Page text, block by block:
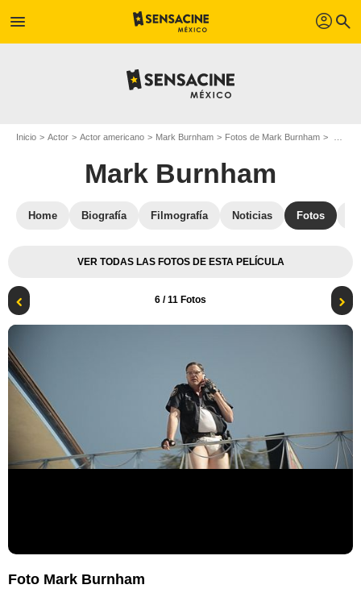
menu profil search
Inicio Actor Actor americano Mark Burnham Fotos de Mark Burnham
Mark Burnham
Home Biografía Filmografía Noticias Fotos
VER TODAS LAS FOTOS DE ESTA PELÍCULA
6 / 11 Fotos
Foto Mark Burnham